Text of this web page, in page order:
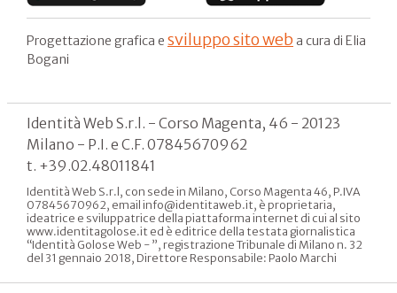
Progettazione grafica e sviluppo sito web a cura di Elia
Bogani
Identità Web S.r.l. - Corso Magenta, 46 - 20123
Milano - P.I. e C.F. 07845670962
t. +39.02.48011841
Identità Web S.r.l, con sede in Milano, Corso Magenta 46, P.IVA
07845670962, email info@identitaweb.it, è proprietaria,
ideatrice e sviluppatrice della piattaforma internet di cui al sito
www.identitagolose.it ed è editrice della testata giornalistica
“Identità Golose Web - ”, registrazione Tribunale di Milano n. 32
del 31 gennaio 2018, Direttore Responsabile: Paolo Marchi